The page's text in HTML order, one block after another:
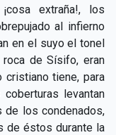
extraña!, los
al infierno
en el suyo el tonel
de Sísifo, eran
tiene, para
levantan
de los condenados,
de éstos durante la